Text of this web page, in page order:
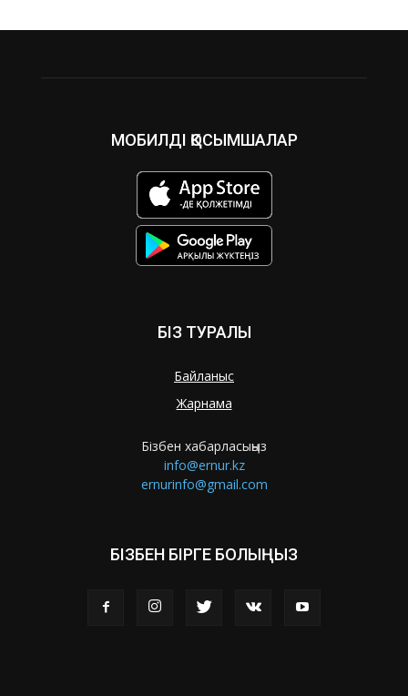
МОБИЛДІ ҚОСЫМШАЛАР
БІЗ ТУРАЛЫ
Байланыс
Жарнама
Бізбен хабарласыңыз
info@ernur.kz
ernurinfo@gmail.com
БІЗБЕН БІРГЕ БОЛЫҢЫЗ